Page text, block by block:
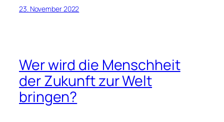
23. November 2022
Wer wird die Menschheit
der Zukunft zur Welt
bringen?